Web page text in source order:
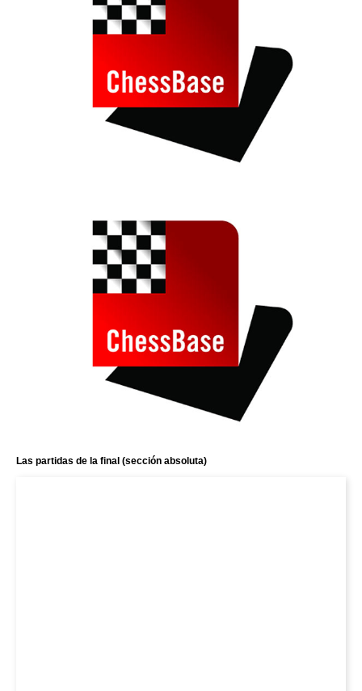
Las partidas de la final (sección absoluta)